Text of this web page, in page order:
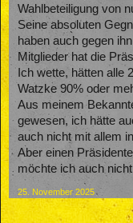
Wahlbeteiligung von
Seine absoluten
haben auch gegen
Mitglieder hat die
Ich wette, hätten alle
Watzke 90% oder
Aus meinem
gewesen, ich hätte
auch nicht mit allem
Aber einen
möchte ich auch
25. November 2025